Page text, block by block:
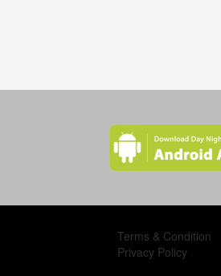
র‌্যাবের মহাপরিচালক করোনায় আক্রান্ত
করোনাভাইরাসে আক্রান্ত মাহবুবউল আলম হানিফ
সারা বিশ্বে করোনা আরও ভয়ংকার রূপ নিচ্ছে
আসছে শীতে খুসখুসে কাশি হলে যা করবেন
Terms & Condition
Privacy Policy